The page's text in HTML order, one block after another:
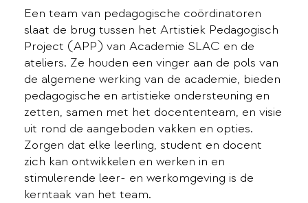
Een team van pedagogische coördinatoren
slaat de brug tussen het Artistiek Pedagogisch
Project (APP) van Academie SLAC en de
ateliers. Ze houden een vinger aan de pols van
de algemene werking van de academie, bieden
pedagogische en artistieke ondersteuning en
zetten, samen met het docententeam, en visie
uit rond de aangeboden vakken en opties.
Zorgen dat elke leerling, student en docent
zich kan ontwikkelen en werken in en
stimulerende leer- en werkomgeving is de
kerntaak van het team.